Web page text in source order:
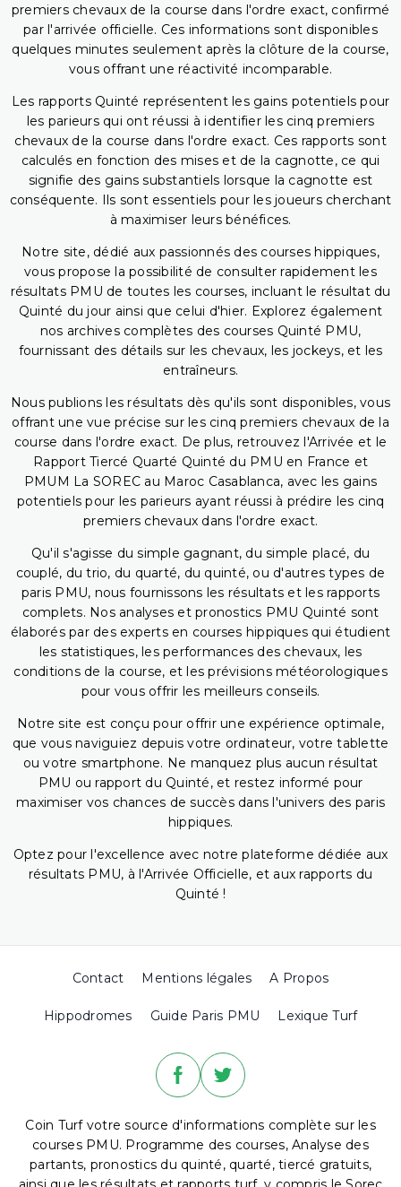
premiers chevaux de la course dans l'ordre exact, confirmé
par l'arrivée officielle. Ces informations sont disponibles
quelques minutes seulement après la clôture de la course,
vous offrant une réactivité incomparable.
Les rapports Quinté représentent les gains potentiels pour
les parieurs qui ont réussi à identifier les cinq premiers
chevaux de la course dans l'ordre exact. Ces rapports sont
calculés en fonction des mises et de la cagnotte, ce qui
signifie des gains substantiels lorsque la cagnotte est
conséquente. Ils sont essentiels pour les joueurs cherchant
à maximiser leurs bénéfices.
Notre site, dédié aux passionnés des courses hippiques,
vous propose la possibilité de consulter rapidement les
résultats PMU de toutes les courses, incluant le résultat du
Quinté du jour ainsi que celui d'hier. Explorez également
nos archives complètes des courses Quinté PMU,
fournissant des détails sur les chevaux, les jockeys, et les
entraîneurs.
Nous publions les résultats dès qu'ils sont disponibles, vous
offrant une vue précise sur les cinq premiers chevaux de la
course dans l'ordre exact. De plus, retrouvez l'Arrivée et le
Rapport Tiercé Quarté Quinté du PMU en France et
PMUM La SOREC au Maroc Casablanca, avec les gains
potentiels pour les parieurs ayant réussi à prédire les cinq
premiers chevaux dans l'ordre exact.
Qu'il s'agisse du simple gagnant, du simple placé, du
couplé, du trio, du quarté, du quinté, ou d'autres types de
paris PMU, nous fournissons les résultats et les rapports
complets. Nos analyses et pronostics PMU Quinté sont
élaborés par des experts en courses hippiques qui étudient
les statistiques, les performances des chevaux, les
conditions de la course, et les prévisions météorologiques
pour vous offrir les meilleurs conseils.
Notre site est conçu pour offrir une expérience optimale,
que vous naviguiez depuis votre ordinateur, votre tablette
ou votre smartphone. Ne manquez plus aucun résultat
PMU ou rapport du Quinté, et restez informé pour
maximiser vos chances de succès dans l'univers des paris
hippiques.
Optez pour l'excellence avec notre plateforme dédiée aux
résultats PMU, à l'Arrivée Officielle, et aux rapports du
Quinté !
Contact Mentions légales A Propos
Hippodromes Guide Paris PMU Lexique Turf
Coin Turf votre source d'informations complète sur les
courses PMU. Programme des courses, Analyse des
partants, pronostics du quinté, quarté, tiercé gratuits,